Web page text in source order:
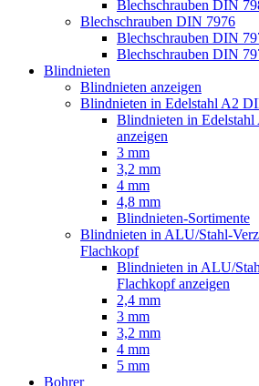
Blechschrauben DIN
Blechschrauben DIN 7976
Blechschrauben DIN
Blechschrauben DIN
Blindnieten
Blindnieten anzeigen
Blindnieten in Edelstahl A2
Blindnieten in
anzeigen
3 mm
3,2 mm
4 mm
4,8 mm
Blindnieten-Sortimente
Blindnieten in ALU/Stahl-
Flachkopf
Blindnieten in ALU/
Flachkopf anzeigen
2,4 mm
3 mm
3,2 mm
4 mm
5 mm
Bohrer